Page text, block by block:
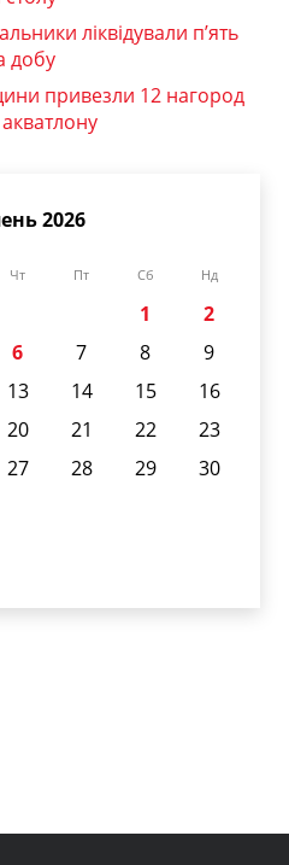
ліквідували п’ять
добу
привезли 12 нагород
2026
Чт Пт Сб Нд
1
2
6 7 8
9
13 14 15
16
20 21 22
23
27 28 29
30